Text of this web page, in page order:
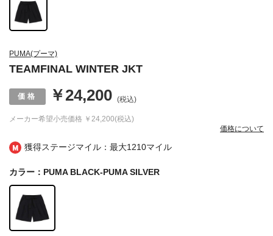
獲得ステージマイル：最大1210マイル
PUMA(プーマ)
TEAMFINAL WINTER JKT
メーカー希望小売価格 ￥24,200(税込)
￥24,200 (税込)
価格について
カラー：PUMA BLACK-PUMA SILVER